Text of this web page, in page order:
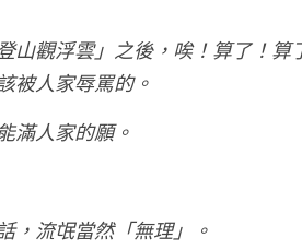
山觀浮雲」之後，唉！算了！算
被人家辱罵的。
滿人家的願。
，流氓當然「無理」。